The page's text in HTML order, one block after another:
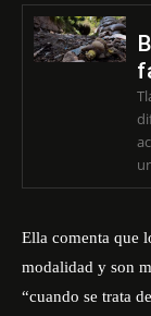
Ella comenta que
modalidad y son
“cuando se trata